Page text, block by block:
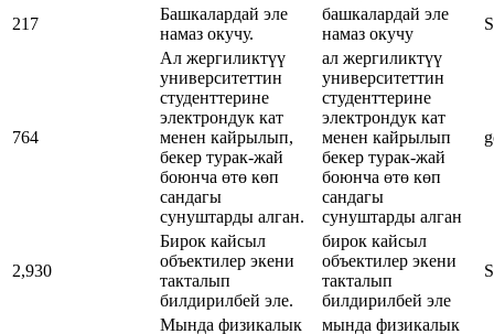
217
Башкалардай эле
намаз окучу.
башкалардай эле
намаз окучу
764
Ал жергиликтүү
университеттин
студенттерине
электрондук кат
менен кайрылып,
бекер турак-жай
боюнча өтө көп
сандагы
сунуштарды алган.
ал жергиликтүү
университеттин
студенттерине
электрондук кат
менен кайрылып
бекер турак-жай
боюнча өтө көп
сандагы
сунуштарды алган
2,930
Бирок кайсыл
объектилер экени
такталып
билдирилбей эле.
бирок кайсыл
объектилер экени
такталып
билдирилбей эле
Мында физикалык
мында физикалык